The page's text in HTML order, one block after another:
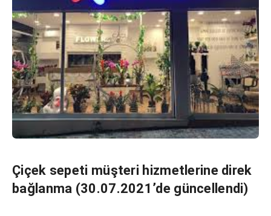
Çiçek sepeti müşteri hizmetlerine direk
bağlanma (30.07.2021’de güncellendi)